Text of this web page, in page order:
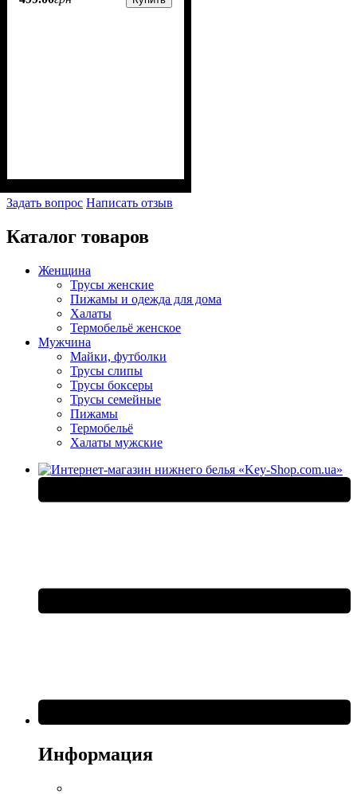
Задать вопрос Написать отзыв
Каталог товаров
Женщина
Трусы женские
Пижамы и одежда для дома
Халаты
Термобельё женское
Мужчина
Майки, футболки
Трусы слипы
Трусы боксеры
Трусы семейные
Пижамы
Термобельё
Халаты мужские
Информация